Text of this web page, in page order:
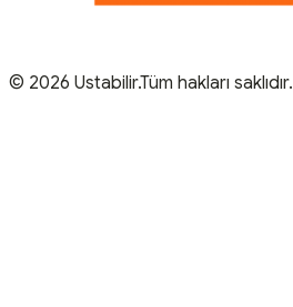
© 2026 Ustabilir.Tüm hakları saklıdır.